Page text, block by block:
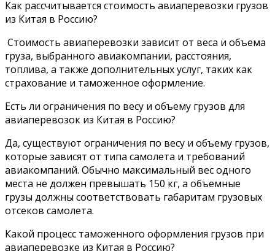
Как рассчитывается стоимость авиаперевозки грузов
из Китая в Россию?
Стоимость авиаперевозки зависит от веса и объема
груза, выбранного авиакомпании, расстояния,
топлива, а также дополнительных услуг, таких как
страхование и таможенное оформление.
Есть ли ограничения по весу и объему грузов для
авиаперевозок из Китая в Россию?
Да, существуют ограничения по весу и объему грузов,
которые зависят от типа самолета и требований
авиакомпаний. Обычно максимальный вес одного
места не должен превышать 150 кг, а объемные
грузы должны соответствовать габаритам грузовых
отсеков самолета.
Какой процесс таможенного оформления грузов при
авиаперевозке из Китая в Россию?